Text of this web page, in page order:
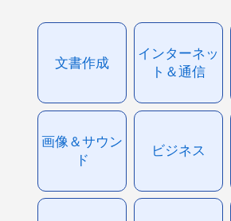
文書作成
インターネッ
ト＆通信
画像＆サウン
ド
ビジネス